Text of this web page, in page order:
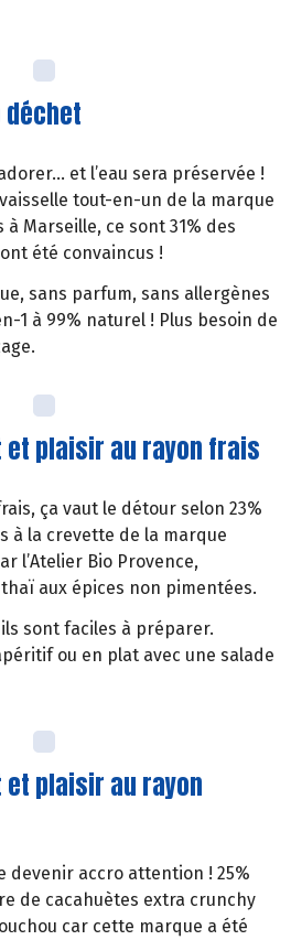
déchet
et l’eau sera préservée !
tout-en-un de la marque
Marseille, ce sont 31% des
été convaincus !
sans parfum, sans allergènes
1 à 99% naturel ! Plus besoin de
et plaisir au rayon frais
ça vaut le détour selon 23%
à la crevette de la marque
l’Atelier Bio Provence,
aux épices non pimentées.
sont faciles à préparer.
ou en plat avec une salade
et plaisir au rayon
devenir accro attention ! 25%
de cacahuètes extra crunchy
car cette marque a été